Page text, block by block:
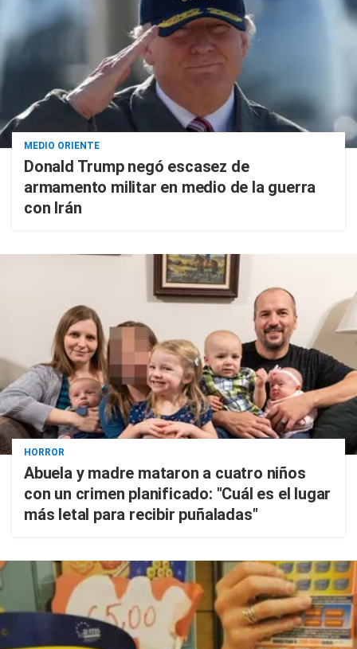
MEDIO ORIENTE
Donald Trump negó escasez de
armamento militar en medio de la guerra
con Irán
HORROR
Abuela y madre mataron a cuatro niños
con un crimen planificado: "Cuál es el lugar
más letal para recibir puñaladas"